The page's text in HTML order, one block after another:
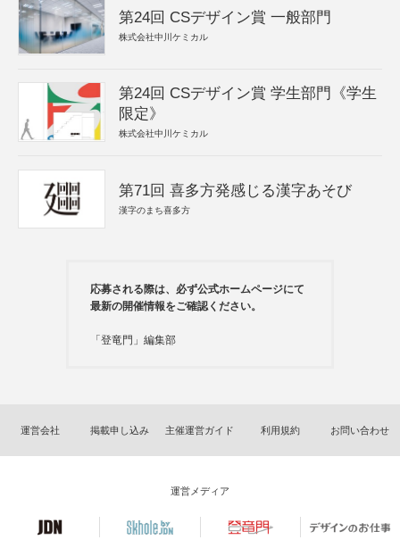
第24回 CSデザイン賞 一般部門
株式会社中川ケミカル
第24回 CSデザイン賞 学生部門《学生
限定》
株式会社中川ケミカル
第71回 喜多方発感じる漢字あそび
漢字のまち喜多方
応募される際は、必ず公式ホームページにて
最新の開催情報をご確認ください。
「登竜門」編集部
運営会社 掲載申し込み 主催運営ガイド 利用規約 お問い合わせ
運営メディア